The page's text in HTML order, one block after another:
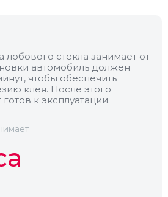
стекла занимает от
автомобиль должен
чтобы обеспечить
клея. После этого
к эксплуатации.